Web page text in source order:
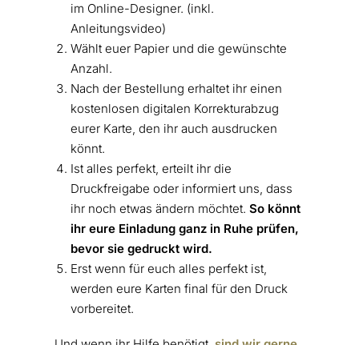
im Online-Designer. (inkl.
Anleitungsvideo)
Wählt euer Papier und die gewünschte
Anzahl.
Nach der Bestellung erhaltet ihr einen
kostenlosen digitalen Korrekturabzug
eurer Karte, den ihr auch ausdrucken
könnt.
Ist alles perfekt, erteilt ihr die
Druckfreigabe oder informiert uns, dass
ihr noch etwas ändern möchtet. So könnt
ihr eure Einladung ganz in Ruhe prüfen,
bevor sie gedruckt wird.
Erst wenn für euch alles perfekt ist,
werden eure Karten final für den Druck
vorbereitet.